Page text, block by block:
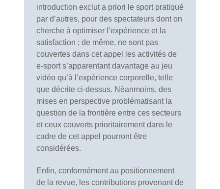
introduction exclut a priori le sport pratiqué
par d’autres, pour des spectateurs dont on
cherche à optimiser l’expérience et la
satisfaction ; de même, ne sont pas
couvertes dans cet appel les activités de
e-sport s’apparentant davantage au jeu
vidéo qu’à l’expérience corporelle, telle
que décrite ci-dessus. Néanmoins, des
mises en perspective problématisant la
question de la frontière entre ces secteurs
et ceux couverts prioritairement dans le
cadre de cet appel pourront être
considérées.
Enfin, conformément au positionnement
de la revue, les contributions provenant de